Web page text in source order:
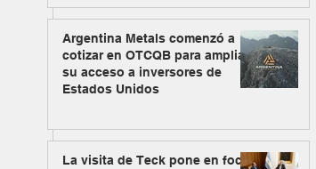
Argentina Metals comenzó a
cotizar en OTCQB para ampliar
su acceso a inversores de
Estados Unidos
La visita de Teck pone en foco